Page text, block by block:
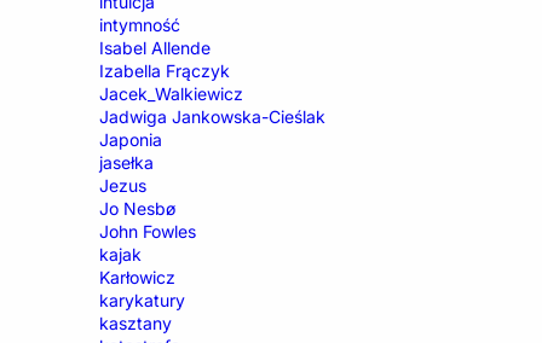
intymność
Isabel Allende
Izabella Frączyk
Jacek_Walkiewicz
Jadwiga Jankowska-Cieślak
Japonia
jasełka
Jezus
Jo Nesbø
John Fowles
kajak
Karłowicz
karykatury
kasztany